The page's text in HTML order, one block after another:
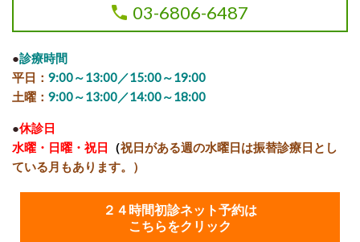
03-6806-6487
●診療時間
平日： 9:00～13:00／15:00～19:00
土曜： 9:00～13:00／14:00～18:00
●休診日
水曜・日曜・祝日
（祝日がある週の水曜日は振替診療日とし
ている月もあります。）
２４時間初診ネット予約は
こちらをクリック